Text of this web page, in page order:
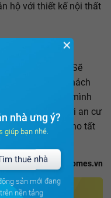
hộ với thiết kế nội thất
trong tầm tay. Sẽ
bất kể khi nào Khách
ngay chính nơi mình
cho mình một nơi an cư
chọn phù hợp cho tất
YouHomes.vn
✕
nhà ưng ý?
giúp bạn nhé.
thuê nhà
sản mới đang
nền tảng